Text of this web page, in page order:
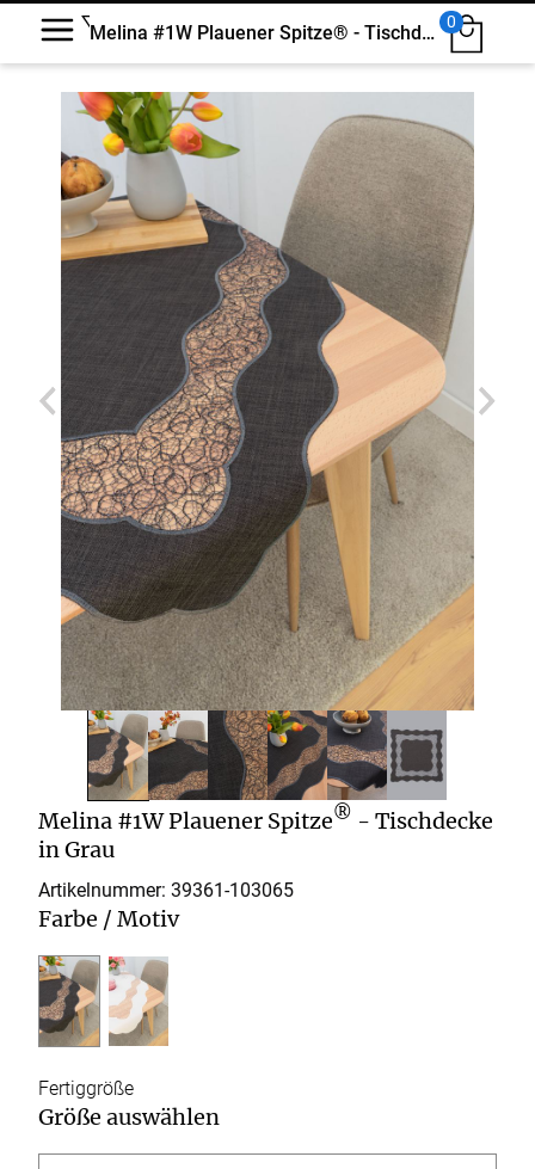
Melina #1W Plauener Spitze® - Tischdecke
0
Melina #1W Plauener Spitze® - Tischdecke
in Grau
Artikelnummer: 39361-103065
Farbe / Motiv
Fertiggröße
Größe auswählen